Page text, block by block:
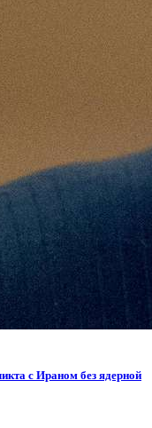
с Ираном без ядерной